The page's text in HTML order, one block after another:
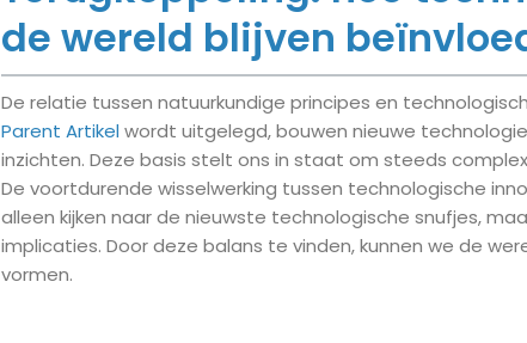
de wereld blijven
De relatie tussen natuurkundige principes en
Parent Artikelwordt uitgelegd, bouwen nieuwe
inzichten. Deze basis stelt ons in staat om steeds
De voortdurende wisselwerking tussen technologische
alleen kijken naar de nieuwste technologische snufjes,
implicaties. Door deze balans te vinden, kunnen we de
vormen.